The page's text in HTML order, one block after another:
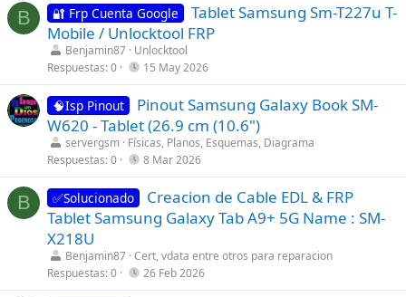
B 🔐 Frp Cuenta Google
Tablet Samsung Sm-T227u T-
Mobile / Unlocktool FRP
Benjamin87 Unlocktool
Respuestas 0 15 May 2026
🧠Isp Pinout
Pinout Samsung Galaxy Book SM-
W620 - Tablet (26.9 cm (10.6")
servergsm Físicas, Planos, Esquemas, Diagrama
Respuestas 0 8 Mar 2026
B ✅Solucionado
Creacion de Cable EDL & FRP
Tablet Samsung Galaxy Tab A9+ 5G Name : SM-
X218U
Benjamin87 Cert, vdata entre otros para reparacion
Respuestas 0 26 Feb 2026